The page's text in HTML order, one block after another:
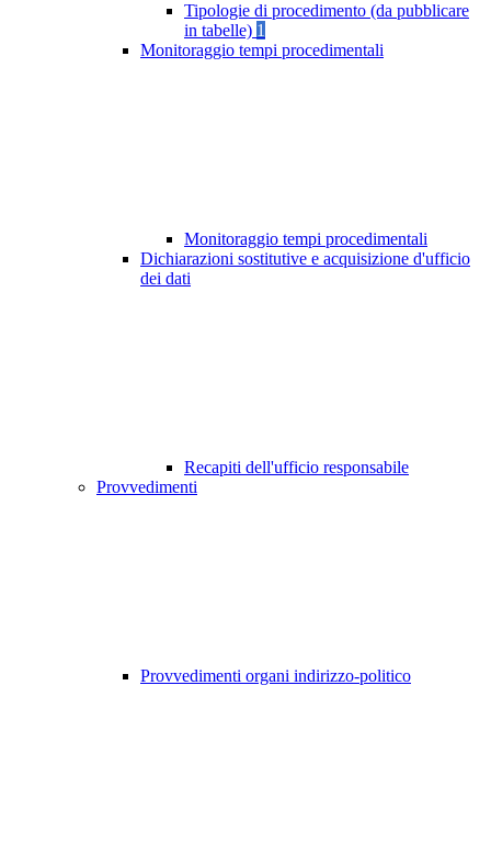
Tipologie di procedimento (da pubblicare
in tabelle) 1
Monitoraggio tempi procedimentali
Monitoraggio tempi procedimentali
Dichiarazioni sostitutive e acquisizione d'ufficio
dei dati
Recapiti dell'ufficio responsabile
Provvedimenti
Provvedimenti organi indirizzo-politico